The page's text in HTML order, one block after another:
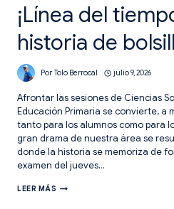
¡Línea del
historia de
Por Tolo Berrocal julio 9, 2026
Afrontar las sesiones de Ciencias
Educación Primaria se convierte, a
tanto para los alumnos como para
gran drama de nuestra área se
donde la historia se memoriza de
examen del jueves…
LEER MÁS ¡LÍNEA